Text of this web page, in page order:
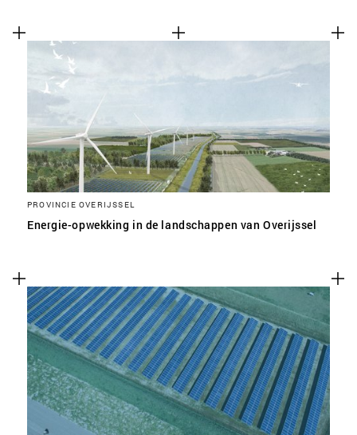
PROVINCIE OVERIJSSEL
Energie-opwekking in de landschappen van Overijssel